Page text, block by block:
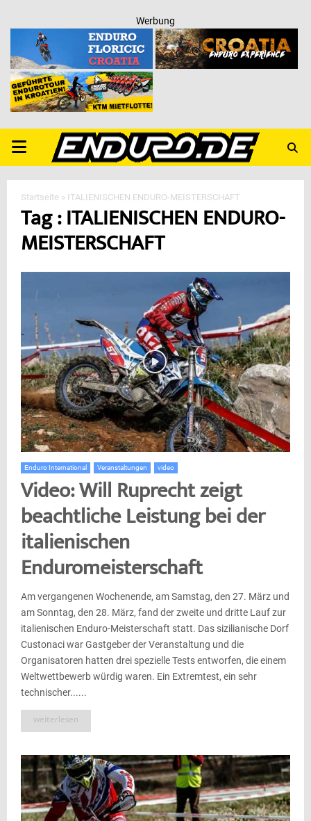
Werbung
PRIMARY
MENU
Startseite » ITALIENISCHEN ENDURO-MEISTERSCHAFT
Tag : ITALIENISCHEN ENDURO-
MEISTERSCHAFT
Enduro International Veranstaltungen video
Video: Will Ruprecht zeigt
beachtliche Leistung bei der
italienischen
Enduromeisterschaft
Am vergangenen Wochenende, am Samstag, den 27. März und
am Sonntag, den 28. März, fand der zweite und dritte Lauf zur
italienischen Enduro-Meisterschaft statt. Das sizilianische Dorf
Custonaci war Gastgeber der Veranstaltung und die
Organisatoren hatten drei spezielle Tests entworfen, die einem
Weltwettbewerb würdig waren. Ein Extremtest, ein sehr
technischer......
weiterlesen